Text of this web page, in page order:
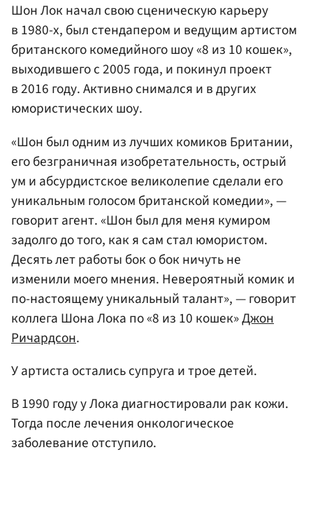
Шон Лок начал свою сценическую карьеру
в 1980-х, был стендапером и ведущим артистом
британского комедийного шоу «8 из 10 кошек»,
выходившего с 2005 года, и покинул проект
в 2016 году. Активно снимался и в других
юмористических шоу.
«Шон был одним из лучших комиков Британии,
его безграничная изобретательность, острый
ум и абсурдистское великолепие сделали его
уникальным голосом британской комедии», —
говорит агент. «Шон был для меня кумиром
задолго до того, как я сам стал юмористом.
Десять лет работы бок о бок ничуть не
изменили моего мнения. Невероятный комик и
по-настоящему уникальный талант», — говорит
коллега Шона Лока по «8 из 10 кошек»Джон
Ричардсон.
У артиста остались супруга и трое детей.
В 1990 году у Лока диагностировали рак кожи.
Тогда после лечения онкологическое
заболевание отступило.